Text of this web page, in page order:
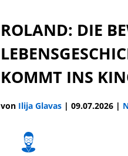
ROLAND: DIE
KOMMT INS
von Ilija Glavas | 09.07.2026 |